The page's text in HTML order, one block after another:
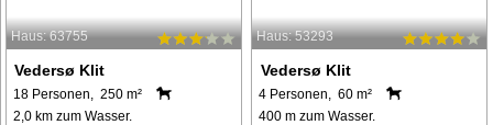
Haus: 63755
Vedersø Klit
18 Personen, 250 m²
2,0 km zum Wasser.
Haus: 53293
Vedersø Klit
4 Personen, 60 m²
400 m zum Wasser.